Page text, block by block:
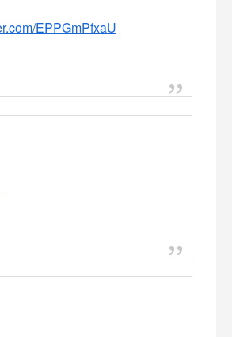
したが付近が大
UPzalDHGig